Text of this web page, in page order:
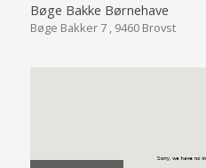
Bøge Bakke Børnehave
Bøge Bakker 7 , 9460 Brovst